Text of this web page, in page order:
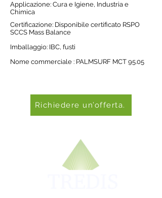
Applicazione: Cura e Igiene, Industria e
Chimica
Certificazione: Disponibile certificato RSPO
SCCS Mass Balance
Imballaggio: IBC, fusti
Nome commerciale : PALMSURF MCT 95.05
Richiedere un’offerta.